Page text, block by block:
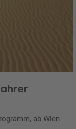
ab Wien